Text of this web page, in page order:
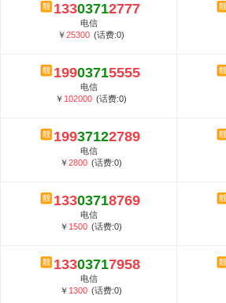
13303712777
电信
￥25300 (话费:0)
19903715555
电信
￥ 102000 (话费:0)
19937122789
电信
￥2800 (话费:0)
13303718769
电信
￥ 1500 (话费:0)
13303717958
电信
￥ 1300 (话费:0)